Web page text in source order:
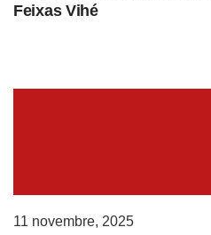
Feixas Vihé
11 novembre, 2025